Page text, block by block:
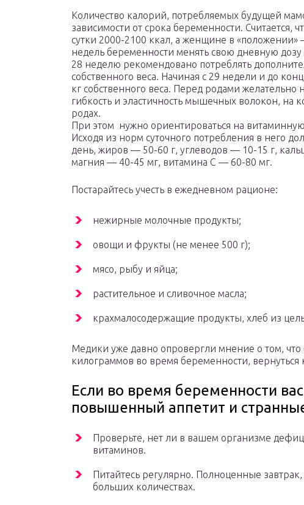
Количество калорий, потребляемых будущей
зависимости от срока беременности.
сутки 2000-2100 ккал, а женщине в
недель беременности менять свою дневную
28 неделю рекомендовано потреблять
собственного веса. Начиная с 29 недели и до
кг собственного веса. Перед родами желательно
гибкость и эластичность мышечных волокон, на
родах.
При этом нужно ориентироваться на
Исходя из норм суточного потребления в него
день, жиров — 50-60 г, углеводов — 10-15 г,
магния — 40-45 мг, витамина С — 60-80 мг.
Постарайтесь учесть в ежедневном рационе:
нежирные молочные продукты;
овощи и фрукты (не менее 500 г);
мясо, рыбу и яйца;
растительное и сливочное масла;
крахмалосодержащие продукты, хлеб из
Медики уже давно опровергли мнение о том, что
килограммов во время беременности, вернуться
Если во время беременности
повышенный аппетит и
Проверьте, нет ли в вашем организме
витаминов.
Питайтесь регулярно. Полноценные
больших количествах.